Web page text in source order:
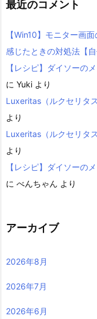
最近のコメント
【Win10】モニター画
感じたときの対処法【自
【レシピ】ダイソーの
に Yuki より
Luxeritas（ルクセリタ
より
Luxeritas（ルクセリタ
より
【レシピ】ダイソーの
に べんちゃん より
アーカイブ
2026年8月
2026年7月
2026年6月